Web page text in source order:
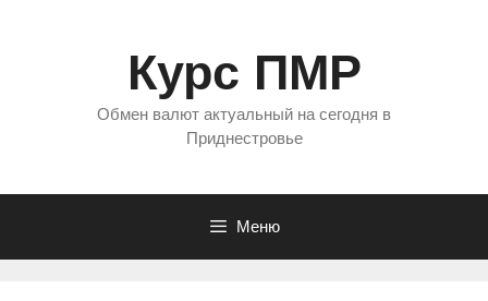
Курс ПМР
Обмен валют актуальный на сегодня в
Приднестровье
Меню